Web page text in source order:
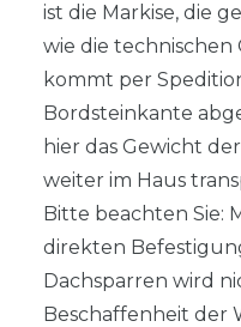
ist die Markise, die
wie die technischen
kommt per
Bordsteinkante
hier das Gewicht
weiter im Haus
Bitte beachten Sie:
direkten
Dachsparren wird
Beschaffenheit der